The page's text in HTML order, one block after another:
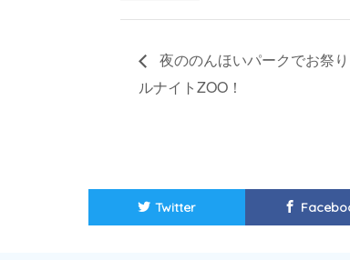
夜ののんほいパークでお祭
ルナイトZOO！
Twitter